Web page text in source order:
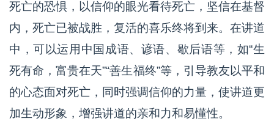
死亡的恐惧，以信仰的眼光看待死亡，坚信在基督
内，死亡已被战胜，复活的喜乐终将到来。在讲道
中，可以运用中国成语、谚语、歇后语等，如“生
死有命，富贵在天”“善生福终”等，引导教友以平和
的心态面对死亡，同时强调信仰的力量，使讲道更
加生动形象，增强讲道的亲和力和易懂性。